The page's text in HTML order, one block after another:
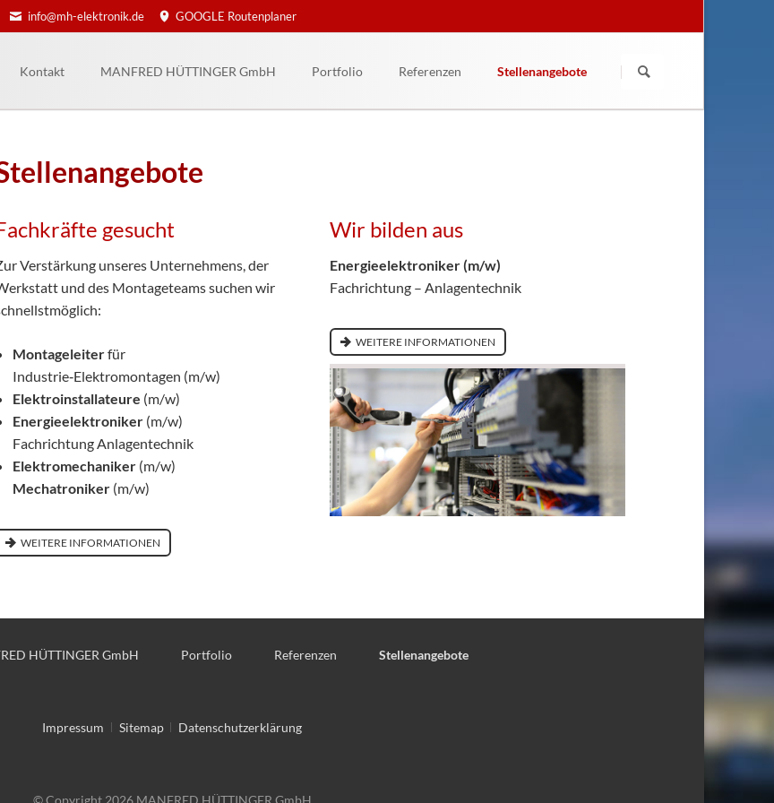
info@mh-elektronik.de GOOGLE Routenplaner
überspringen
Kontakt MANFRED HÜTTINGER GmbH Portfolio Referenzen Stellenangebote
gesucht
Verstärkung unseres Unternehmens, der
und des Montageteams suchen wir
Montageleiterfür
Industrie‑Elektromontagen (m/w)
Elektroinstallateure (m/w)
Energieelektroniker (m/w)
Fachrichtung Anlagentechnik
Elektromechaniker (m/w)
Mechatroniker (m/w)
WEITERE INFORMATIONEN
Wir bilden aus
Energieelektroniker (m/w)
Fachrichtung – Anlagentechnik
WEITERE INFORMATIONEN
HÜTTINGER GmbH Portfolio Referenzen Stellenangebote
Navigation
Impressum Sitemap Datenschutzerklärung
© Copyright 2026 MANFRED HÜTTINGER GmbH